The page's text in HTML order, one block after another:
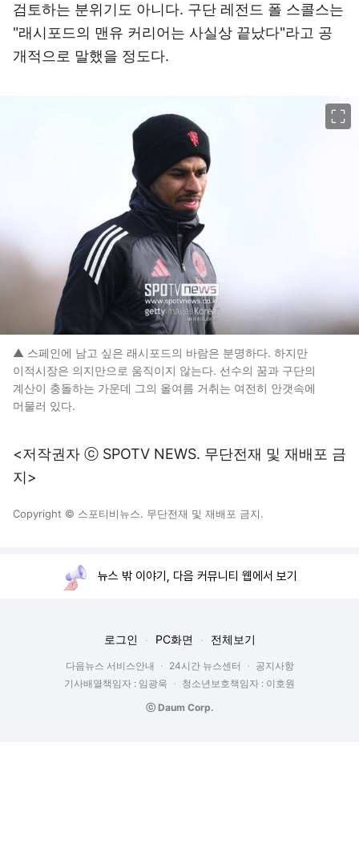
검토하는 분위기도 아니다. 구단 레전드 폴 스콜스는
"래시포드의 맨유 커리어는 사실상 끝났다"라고 공
개적으로 말했을 정도다.
▲ 스페인에 남고 싶은 래시포드의 바람은 분명하다. 하지만
이적시장은 의지만으로 움직이지 않는다. 선수의 꿈과 구단의
계산이 충돌하는 가운데 그의 올여름 거취는 여전히 안갯속에
머물러 있다.
<저작권자 ⓒ SPOTV NEWS. 무단전재 및 재배포 금
지>
Copyright © 스포티비뉴스. 무단전재 및 재배포 금지.
뉴스 밖 이야기, 다음 커뮤니티 웹에서 보기
로그인 PC화면 전체보기
다음뉴스 서비스안내 24시간 뉴스센터
공지사항
기사배열책임자 : 임광욱
청소년보호책임자 : 이호원
ⓒ Daum Corp.